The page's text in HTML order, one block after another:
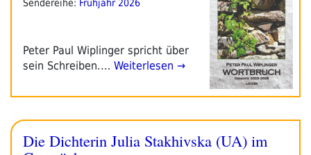
Sendereihe: Frühjahr 2026
Peter Paul Wiplinger spricht über
sein Schreiben.… Weiterlesen →
Die Dichterin Julia Stakhivska (UA) im